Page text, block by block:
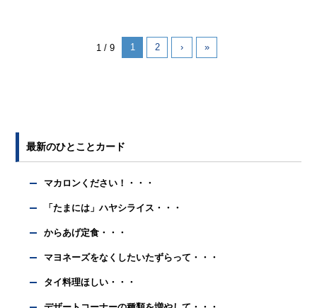
1 / 9 1 2 › »
最新のひとことカード
マカロンください！・・・
「たまには」ハヤシライス・・・
からあげ定食・・・
マヨネーズをなくしたいたずらって・・・
タイ料理ほしい・・・